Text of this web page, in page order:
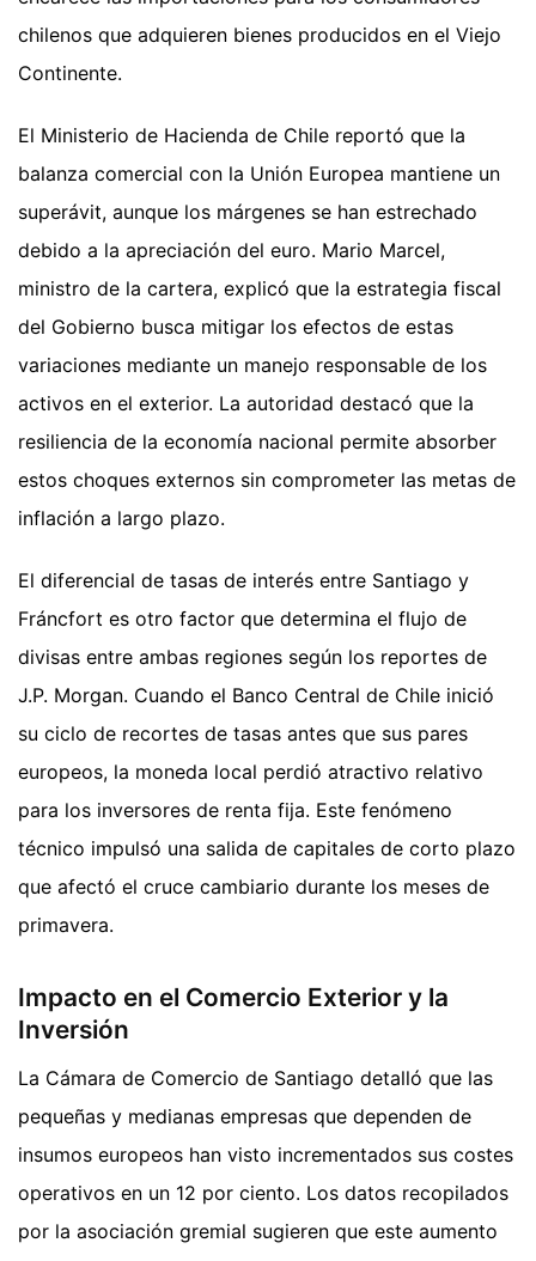
chilenos que adquieren bienes producidos en el Viejo
Continente.
El Ministerio de Hacienda de Chile reportó que la
balanza comercial con la Unión Europea mantiene un
superávit, aunque los márgenes se han estrechado
debido a la apreciación del euro. Mario Marcel,
ministro de la cartera, explicó que la estrategia fiscal
del Gobierno busca mitigar los efectos de estas
variaciones mediante un manejo responsable de los
activos en el exterior. La autoridad destacó que la
resiliencia de la economía nacional permite absorber
estos choques externos sin comprometer las metas de
inflación a largo plazo.
El diferencial de tasas de interés entre Santiago y
Fráncfort es otro factor que determina el flujo de
divisas entre ambas regiones según los reportes de
J.P. Morgan. Cuando el Banco Central de Chile inició
su ciclo de recortes de tasas antes que sus pares
europeos, la moneda local perdió atractivo relativo
para los inversores de renta fija. Este fenómeno
técnico impulsó una salida de capitales de corto plazo
que afectó el cruce cambiario durante los meses de
primavera.
Impacto en el Comercio Exterior y la
Inversión
La Cámara de Comercio de Santiago detalló que las
pequeñas y medianas empresas que dependen de
insumos europeos han visto incrementados sus costes
operativos en un 12 por ciento. Los datos recopilados
por la asociación gremial sugieren que este aumento